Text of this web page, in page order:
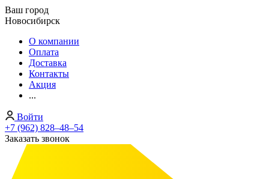
Ваш город
Новосибирск
О компании
Оплата
Доставка
Контакты
Акция
...
Войти
+7 (962) 828‒48‒54
Заказать звонок